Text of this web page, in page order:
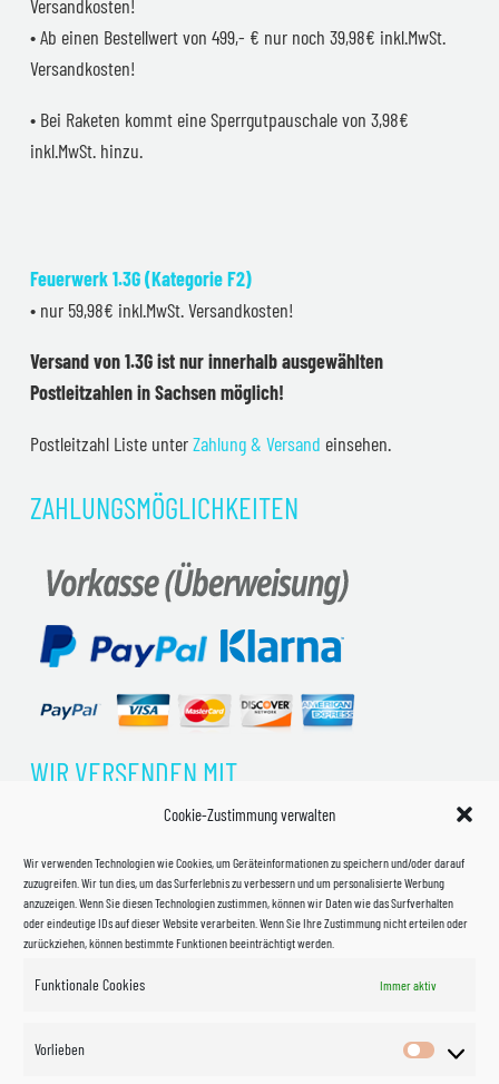
Cookie-Zustimmung verwalten
Wir verwenden Technologien wie Cookies, um Geräteinformationen zu speichern und/oder darauf
zuzugreifen. Wir tun dies, um das Surferlebnis zu verbessern und um personalisierte Werbung
anzuzeigen. Wenn Sie diesen Technologien zustimmen, können wir Daten wie das Surfverhalten
oder eindeutige IDs auf dieser Website verarbeiten. Wenn Sie Ihre Zustimmung nicht erteilen oder
zurückziehen, können bestimmte Funktionen beeinträchtigt werden.
Funktionale Cookies Immer aktiv
Vorlieben
Vorlieben
Versandkosten!
• Ab einen Bestellwert von 499,- € nur noch 39,98€ inkl.MwSt.
Versandkosten!
• Bei Raketen kommt eine Sperrgutpauschale von 3,98€
inkl.MwSt. hinzu.
Feuerwerk 1.3G (Kategorie F2)
• nur 59,98€ inkl.MwSt. Versandkosten!
Versand von 1.3G ist nur innerhalb ausgewählten
Postleitzahlen in Sachsen möglich!
Postleitzahl Liste unterZahlung & Versand einsehen.
ZAHLUNGSMÖGLICHKEITEN
WIR VERSENDEN MIT